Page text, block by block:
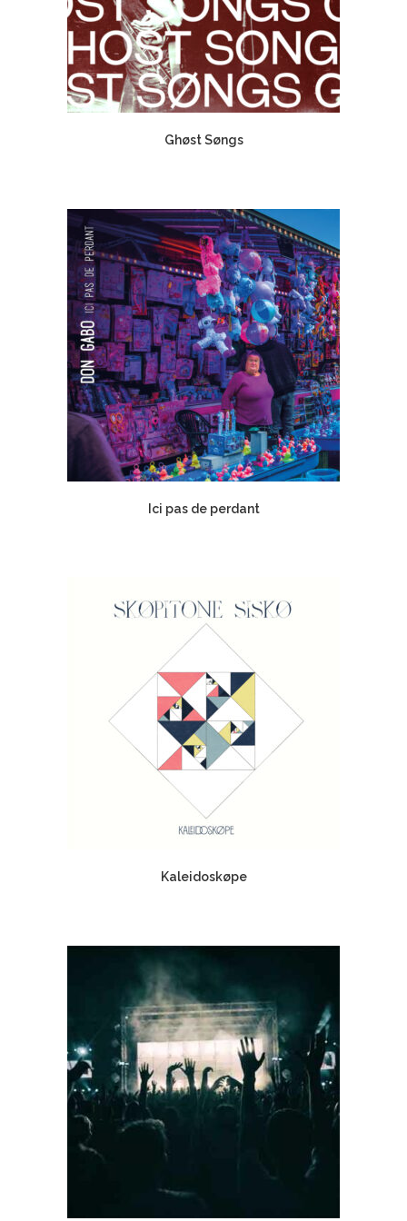
Ghøst Søngs
Ici pas de perdant
Kaleidoskøpe